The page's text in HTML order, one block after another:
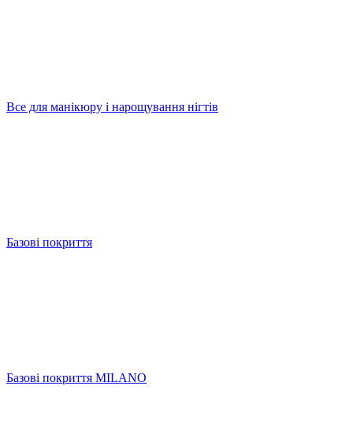
Все для манікюру і нарощування нігтів
Базові покриття
Базові покриття MILANO